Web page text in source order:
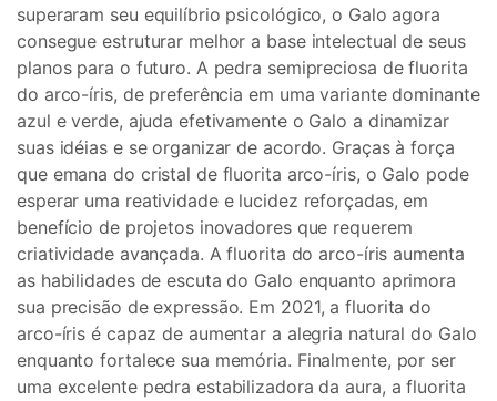
superaram seu equilíbrio psicológico, o Galo agora
consegue estruturar melhor a base intelectual de seus
planos para o futuro. A pedra semipreciosa de fluorita
do arco-íris, de preferência em uma variante dominante
azul e verde, ajuda efetivamente o Galo a dinamizar
suas idéias e se organizar de acordo. Graças à força
que emana do cristal de fluorita arco-íris, o Galo pode
esperar uma reatividade e lucidez reforçadas, em
benefício de projetos inovadores que requerem
criatividade avançada. A fluorita do arco-íris aumenta
as habilidades de escuta do Galo enquanto aprimora
sua precisão de expressão. Em 2021, a fluorita do
arco-íris é capaz de aumentar a alegria natural do Galo
enquanto fortalece sua memória. Finalmente, por ser
uma excelente pedra estabilizadora da aura, a fluorita